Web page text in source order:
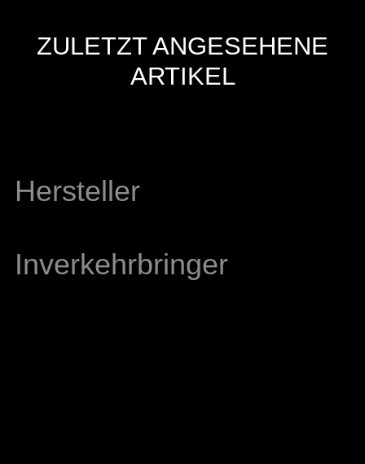
ZULETZT ANGESEHENE
ARTIKEL
Hersteller
Inverkehrbringer